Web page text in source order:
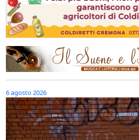
6 agosto 2026